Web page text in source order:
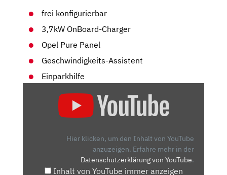
frei konfigurierbar
3,7kW OnBoard-Charger
Opel Pure Panel
Geschwindigkeits-Assistent
Einparkhilfe
Hier klicken, um den Inhalt von YouTube
anzuzeigen. Erfahre mehr in der
Datenschutzerklärung von YouTube.
Inhalt von YouTube immer anzeigen